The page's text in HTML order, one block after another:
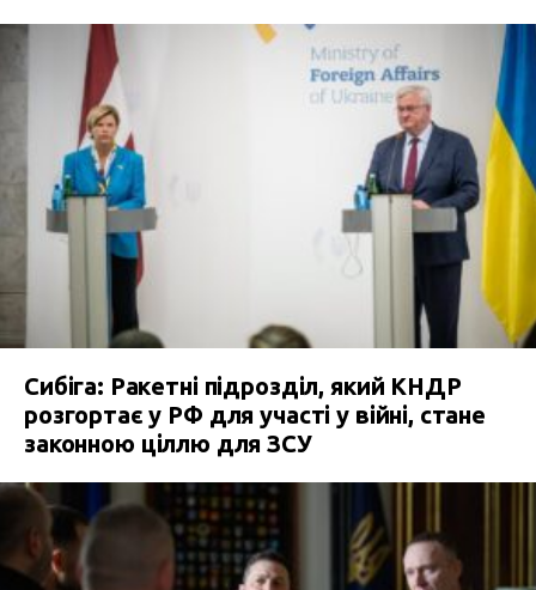
Сибіга: Ракетні підрозділ, який КНДР
розгортає у РФ для участі у війні, стане
законною ціллю для ЗСУ